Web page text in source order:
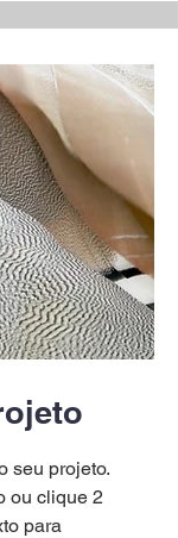
seu projeto.
ou clique 2
para